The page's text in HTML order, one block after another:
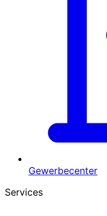
Gewerbecenter
Services